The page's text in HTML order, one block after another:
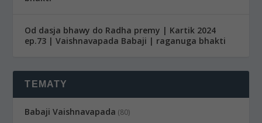
Od dasja bhawy do Radha premy | Kartik 2024
ep.73 | Vaishnavapada Babaji | raganuga bhakti
TEMATY
Babaji Vaishnavapada (80)